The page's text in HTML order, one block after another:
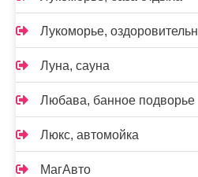
Лукоморье,
Луна, сауна
Любава, банное подворье
Люкс, автомойка
МагАвто